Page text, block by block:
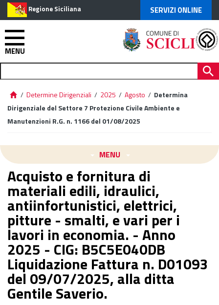
Regione Siciliana SERVIZI ONLINE
MENU
/ Determine Dirigenziali / 2025 / Agosto / Determina
Dirigenziale del Settore 7 Protezione Civile Ambiente e
Manutenzioni R.G. n. 1166 del 01/08/2025
MENU
Acquisto e fornitura di
materiali edili, idraulici,
antiinfortunistici, elettrici,
pitture - smalti, e vari per i
lavori in economia. - Anno
2025 - CIG: B5C5E040DB
Liquidazione Fattura n. D01093
del 09/07/2025, alla ditta
Gentile Saverio.